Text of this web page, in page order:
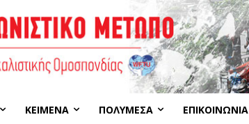
ΚΕΊΜΕΝΑ ΠΟΛΥΜΈΣΑ ΕΠΙΚΟΙΝΩΝΊΑ